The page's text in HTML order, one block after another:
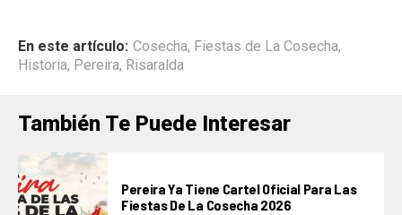
En este artículo: Cosecha, Fiestas de La Cosecha,
Historia, Pereira, Risaralda
También Te Puede Interesar
Pereira Ya Tiene Cartel Oficial Para Las
Fiestas De La Cosecha 2026